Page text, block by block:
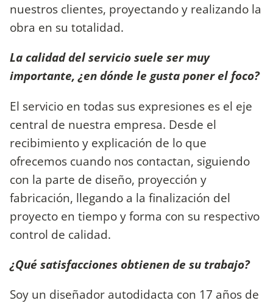
nuestros clientes, proyectando y realizando la
obra en su totalidad.
La calidad del servicio suele ser muy
importante, ¿en dónde le gusta poner el foco?
El servicio en todas sus expresiones es el eje
central de nuestra empresa. Desde el
recibimiento y explicación de lo que
ofrecemos cuando nos contactan, siguiendo
con la parte de diseño, proyección y
fabricación, llegando a la finalización del
proyecto en tiempo y forma con su respectivo
control de calidad.
¿Qué satisfacciones obtienen de su trabajo?
Soy un diseñador autodidacta con 17 años de